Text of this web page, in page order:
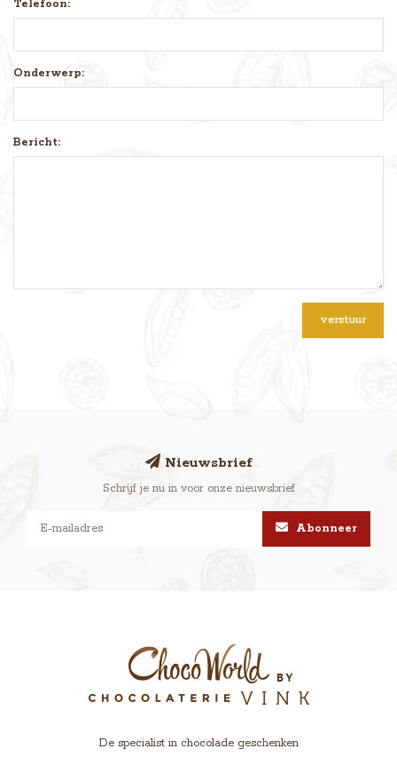
Telefoon:
Onderwerp:
Bericht:
verstuur
Nieuwsbrief
Schrijf je nu in voor onze nieuwsbrief
Abonneer
De specialist in chocolade geschenken